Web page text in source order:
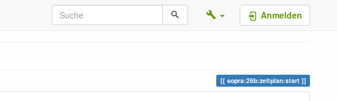
Anmelden
sopra:26b:zeitplan:start